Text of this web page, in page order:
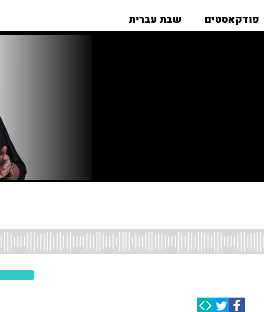
פודקאסטים שבת עברית